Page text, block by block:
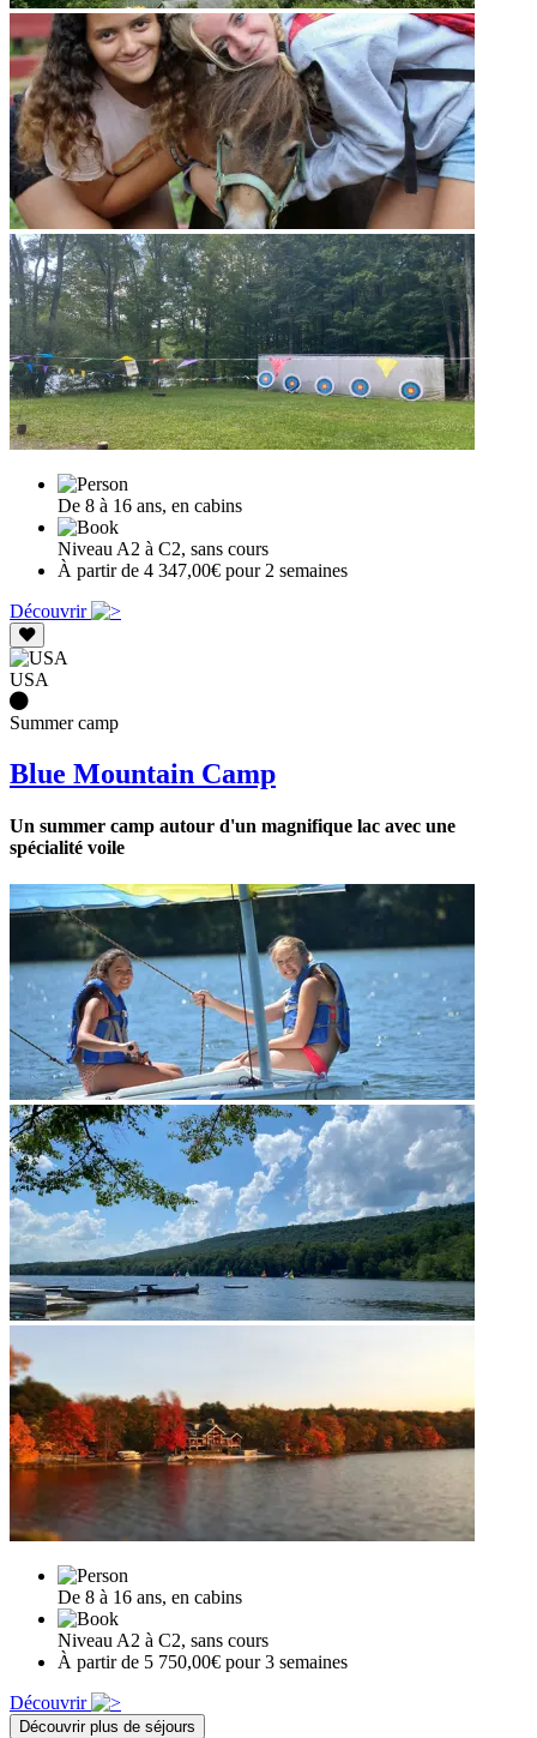
De 8 à 16 ans, en cabins
Niveau A2 à C2, sans cours
À partir de 4 347,00€ pour 2 semaines
Découvrir
USA
Summer camp
Blue Mountain Camp
Un summer camp autour d'un magnifique lac avec une
spécialité voile
De 8 à 16 ans, en cabins
Niveau A2 à C2, sans cours
À partir de 5 750,00€ pour 3 semaines
Découvrir
Découvrir plus de séjours